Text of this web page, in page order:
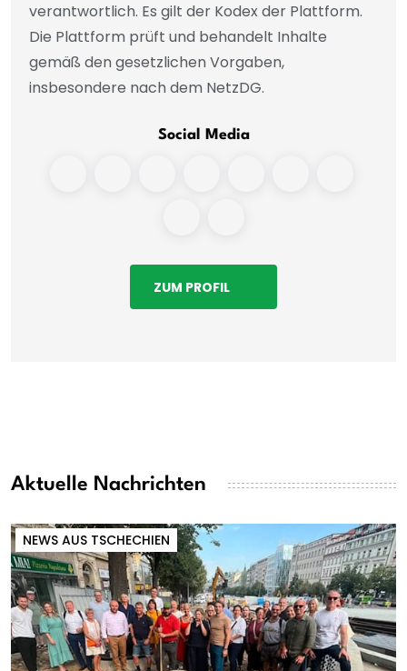
verantwortlich. Es gilt der Kodex der Plattform.
Die Plattform prüft und behandelt Inhalte
gemäß den gesetzlichen Vorgaben,
insbesondere nach dem NetzDG.
Social Media
ZUM PROFIL
Aktuelle Nachrichten
NEWS AUS TSCHECHIEN